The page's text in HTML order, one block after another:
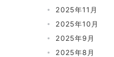
2025年11月
2025年10月
2025年9月
2025年8月